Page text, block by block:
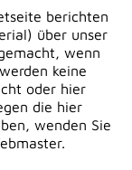
berichten
über unser
wenn
keine
oder hier
die hier
wenden Sie